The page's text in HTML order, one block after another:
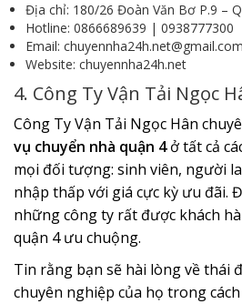
Địa chỉ: 180/26 Đoàn Văn Bơ P.9 –
Hotline: 0866689639 | 0938777300
Email: chuyennha24h.net@gmail.com
Website: chuyennha24h.net
4. Công Ty Vận Tải Ngọc
Công Ty Vận Tải Ngọc Hân
vụ chuyển nhà quận 4ở tất cả
mọi đối tượng: sinh viên, người
nhập thấp với giá cực kỳ ưu đãi.
những công ty rất được khách
quận 4 ưu chuộng.
Tin rằng bạn sẽ hài lòng về thái
chuyên nghiệp của họ trong